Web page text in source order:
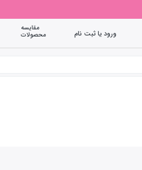
ورود یا ثبت نام
مقایسه
محصولات